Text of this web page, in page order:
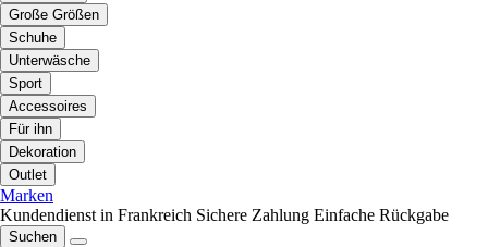
Große Größen
Schuhe
Unterwäsche
Sport
Accessoires
Für ihn
Dekoration
Outlet
Marken
Kundendienst in Frankreich Sichere Zahlung Einfache Rückgabe
Suchen